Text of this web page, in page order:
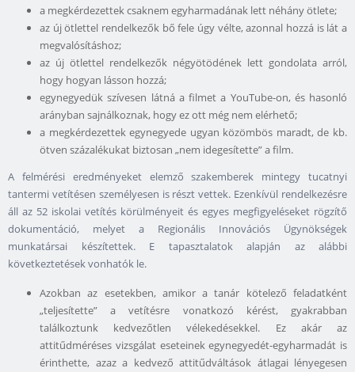
a megkérdezettek csaknem egyharmadának lett néhány ötlete;
az új ötlettel rendelkezők bő fele úgy vélte, azonnal hozzá is lát a
megvalósításhoz;
az új ötlettel rendelkezők négyötödének lett gondolata arról,
hogy hogyan lásson hozzá;
egynegyedük szívesen látná a filmet a YouTube-on, és hasonló
arányban sajnálkoznak, hogy ez ott még nem elérhető;
a megkérdezettek egynegyede ugyan közömbös maradt, de kb.
ötven százalékukat biztosan „nem idegesítette” a film.
A felmérési eredményeket elemző szakemberek mintegy tucatnyi
tantermi vetítésen személyesen is részt vettek. Ezenkívül rendelkezésre
áll az 52 iskolai vetítés körülményeit és egyes megfigyeléseket rögzítő
dokumentáció, melyet a Regionális Innovációs Ügynökségek
munkatársai készítettek. E tapasztalatok alapján az alábbi
következtetések vonhatók le.
Azokban az esetekben, amikor a tanár kötelező feladatként
„teljesítette” a vetítésre vonatkozó kérést, gyakrabban
találkoztunk kedvezőtlen vélekedésekkel. Ez akár az
attitűdméréses vizsgálat eseteinek egynegyedét-egyharmadát is
érinthette, azaz a kedvező attitűdváltások átlagai lényegesen